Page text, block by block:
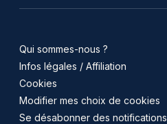
Qui sommes-nous ?
Infos légales / Affiliation
Cookies
Modifier mes choix de cookies
Se désabonner des notifications